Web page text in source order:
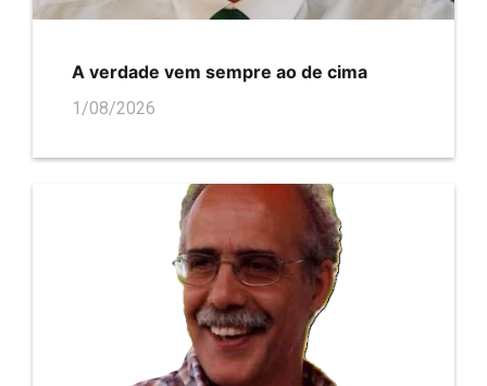
A verdade vem sempre ao de cima
1/08/2026